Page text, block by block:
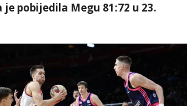
je pobijedila Megu 81:72 u 23.